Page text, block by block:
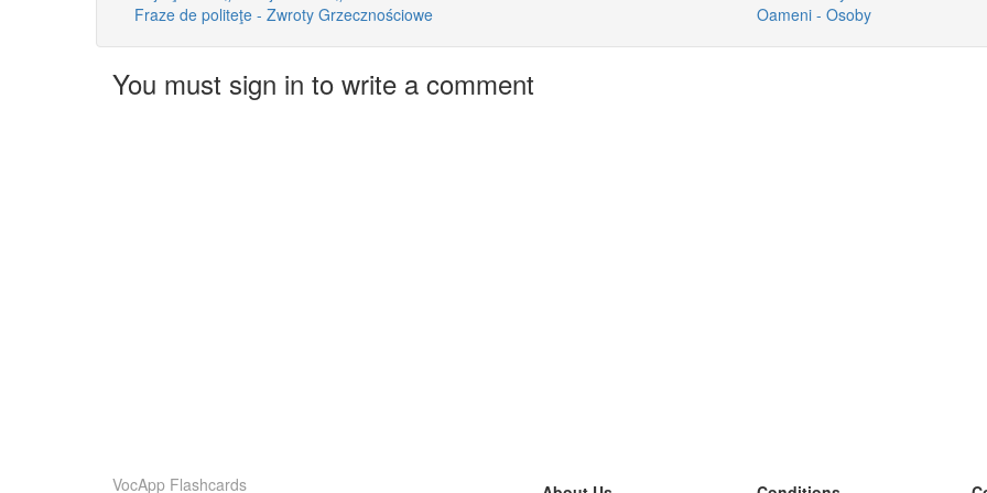
Fraze de politeţe - Zwroty Grzecznościowe
Oameni - Osoby
You must sign in to write a comment
VocApp Flashcards